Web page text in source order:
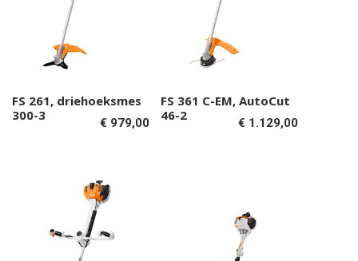
Toevoegen aan
winkelwagen
FS 261, driehoeksmes
300-3
€ 979,00
Toevoegen aan
winkelwagen
FS 361 C-EM, AutoCut
46-2
€ 1.129,00